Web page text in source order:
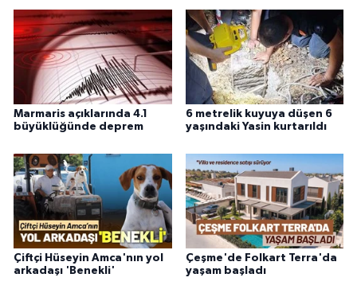
Marmaris açıklarında 4.1
büyüklüğünde deprem
6 metrelik kuyuya düşen 6
yaşındaki Yasin kurtarıldı
Çiftçi Hüseyin Amca'nın yol
arkadaşı 'Benekli'
Çeşme'de Folkart Terra'da
yaşam başladı